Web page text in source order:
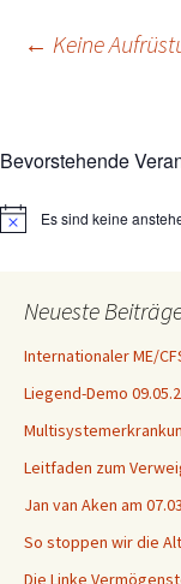
← Keine
Bevorstehende
HinweisEs sind keine
Neueste
Internationaler ME/
Liegend-Demo
Leitfaden zum
Jan van Aken am
So stoppen wir die